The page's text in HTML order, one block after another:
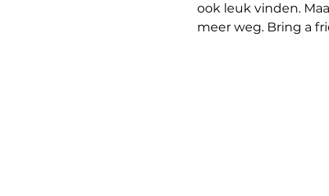
ook leuk vinden.
meer weg. Bring a